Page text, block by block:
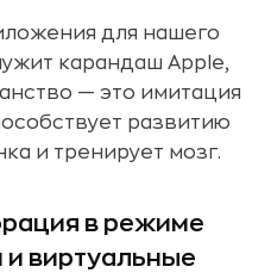
для нашего
карандаш Apple,
— это имитация
развитию
и тренирует мозг.
в режиме
виртуальные